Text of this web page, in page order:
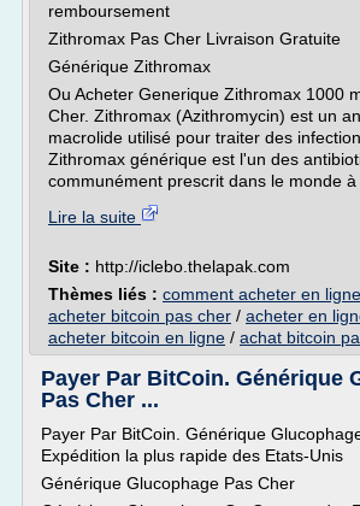
remboursement
Zithromax Pas Cher Livraison Gratuite
Générique Zithromax
Ou Acheter Generique Zithromax 1000
Cher. Zithromax (Azithromycin) est un
macrolide utilisé pour traiter des
Zithromax générique est l'un des
communément prescrit dans le monde à
Lire la suite
Site : http://iclebo.thelapak.com
Thèmes liés : comment acheter en
acheter bitcoin pas cher / acheter en
acheter bitcoin en ligne / achat bitcoin
Payer Par BitCoin. Générique
Pas Cher ...
Payer Par BitCoin. Générique
Expédition la plus rapide des Etats-Unis
Générique Glucophage Pas Cher